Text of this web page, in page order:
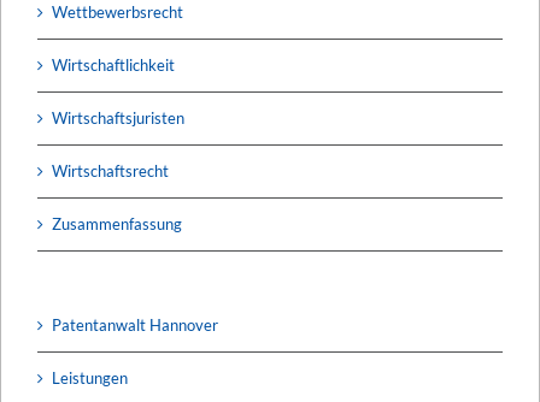
Wettbewerbsrecht
Wirtschaftlichkeit
Wirtschaftsjuristen
Wirtschaftsrecht
Zusammenfassung
Patentanwalt Hannover
Leistungen